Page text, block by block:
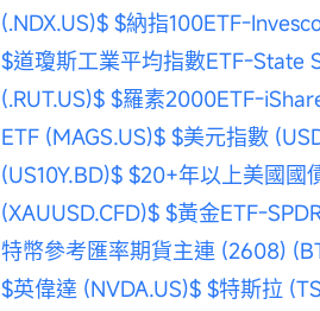
(.NDX.US)$ $納指100ETF-
$道瓊斯工業平均指數ETF-State
(.RUT.US)$ $羅素2000ETF-
ETF (MAGS.US)$ $美元指數
(US10Y.BD)$ $20+年以上美國國
(XAUUSD.CFD)$ $黃金ETF-
特幣參考匯率期貨主連 (2608)
$英偉達 (NVDA.US)$ $特斯拉